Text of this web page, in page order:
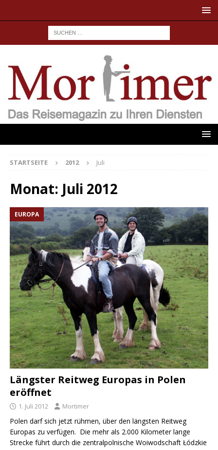
STARTSEITE 2012 Juli
Monat: Juli 2012
EUROPA
Längster Reitweg Europas in Polen
eröffnet
1. Juli 2012 Mortimer
Polen darf sich jetzt rühmen, über den längsten Reitweg
Europas zu verfügen. Die mehr als 2.000 Kilometer lange
Strecke führt durch die zentralpolnische Woiwodschaft Łódzkie